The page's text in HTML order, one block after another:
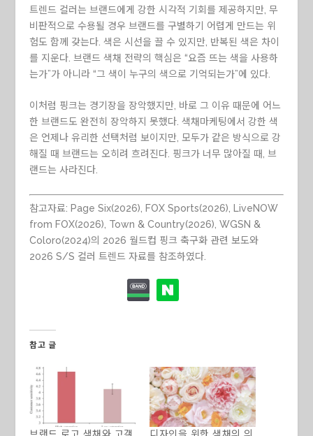
트렌드 컬러는 브랜드에게 강한 시각적 기회를 제공하지만, 무
비판적으로 수용될 경우 브랜드를 구별하기 어렵게 만드는 위
험도 함께 갖는다. 색은 시선을 끌 수 있지만, 반복된 색은 차이
를 지운다. 브랜드 색채 전략의 핵심은 “요즘 뜨는 색을 사용하
는가”가 아니라 “그 색이 누구의 색으로 기억되는가”에 있다.
이처럼 핑크는 경기장을 장악했지만, 바로 그 이유 때문에 어느
한 브랜드도 완전히 장악하지 못했다. 색채마케팅에서 강한 색
은 언제나 유리한 선택처럼 보이지만, 모두가 같은 방식으로 강
해질 때 브랜드는 오히려 흐려진다. 핑크가 너무 많아질 때, 브
랜드는 사라진다.
참고자료: Page Six(2026), FOX Sports(2026), LiveNOW
from FOX(2026), Town & Country(2026), WGSN &
Coloro(2024)의 2026 월드컵 핑크 축구화 관련 보도와
2026 S/S 컬러 트렌드 자료를 참조하였다.
참고 글